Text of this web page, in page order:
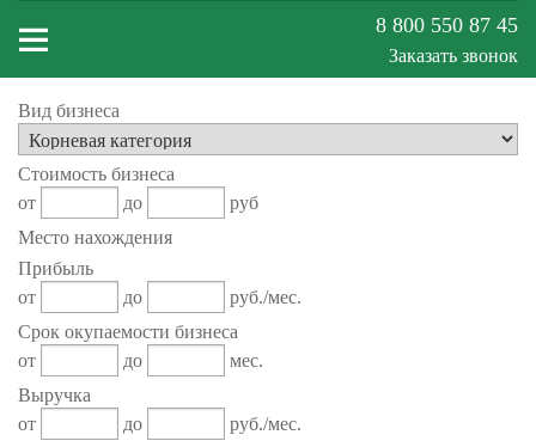
Меню
сайта
8 800 550 87 45
Заказать звонок
Вид бизнеса
Стоимость бизнеса
от
до
руб
Место нахождения
Прибыль
от
до
руб./мес.
Срок окупаемости бизнеса
от
до
мес.
Выручка
от
до
руб./мес.